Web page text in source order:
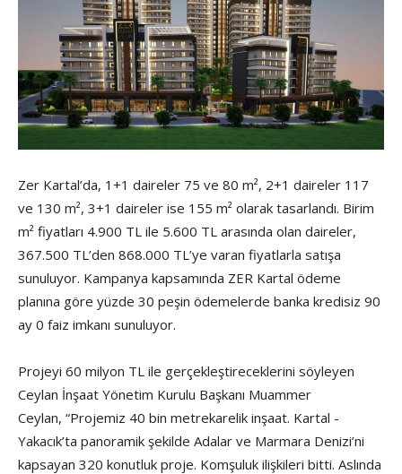
Zer Kartal’da, 1+1 daireler 75 ve 80 m², 2+1 daireler 117
ve 130 m², 3+1 daireler ise 155 m² olarak tasarlandı. Birim
m² fiyatları 4.900 TL ile 5.600 TL arasında olan daireler,
367.500 TL’den 868.000 TL’ye varan fiyatlarla satışa
sunuluyor. Kampanya kapsamında ZER Kartal ödeme
planına göre yüzde 30 peşin ödemelerde banka kredisiz 90
ay 0 faiz imkanı sunuluyor.
Projeyi 60 milyon TL ile gerçekleştireceklerini söyleyen
Ceylan İnşaat Yönetim Kurulu Başkanı Muammer
Ceylan, “Projemiz 40 bin metrekarelik inşaat. Kartal -
Yakacık’ta panoramik şekilde Adalar ve Marmara Denizi’ni
kapsayan 320 konutluk proje. Komşuluk ilişkileri bitti. Aslında